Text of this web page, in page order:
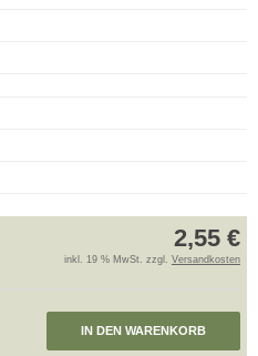
2,55 €
inkl. 19 % MwSt. zzgl. Versandkosten
IN DEN WARENKORB